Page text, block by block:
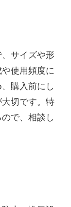
サイズや形
使用頻度に
購入前にし
切です。特
で、相談し